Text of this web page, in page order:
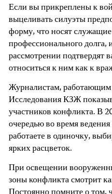
Если вы прикреплены к
выцеливать силуэты
форму, что носят
профессионального
рассмотрении
относиться к ним как к
Журналистам, работающим
Исследования КЗЖ
участников конфликта. В
очередью во время
работаете в одиночку,
ярких расцветок.
При освещении
зоны конфликта смотрит